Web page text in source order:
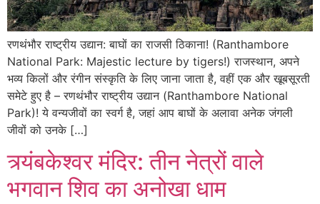
रणथंभौर राष्ट्रीय उद्यान: बाघों का राजसी ठिकाना! (Ranthambore
National Park: Majestic lecture by tigers!) राजस्थान, अपने
भव्य किलों और रंगीन संस्कृति के लिए जाना जाता है, वहीं एक और खूबसूरती
समेटे हुए है – रणथंभौर राष्ट्रीय उद्यान (Ranthambore National
Park)! ये वन्यजीवों का स्वर्ग है, जहां आप बाघों के अलावा अनेक जंगली
जीवों को उनके […]
त्र्यंबकेश्वर मंदिर: तीन नेत्रों वाले
भगवान शिव का अनोखा धाम